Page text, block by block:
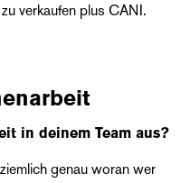
verkaufen plus CANI.
in deinem Team aus?
genau woran wer